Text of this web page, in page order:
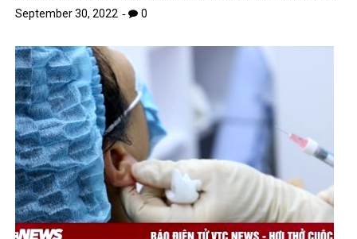
September 30, 2022 0